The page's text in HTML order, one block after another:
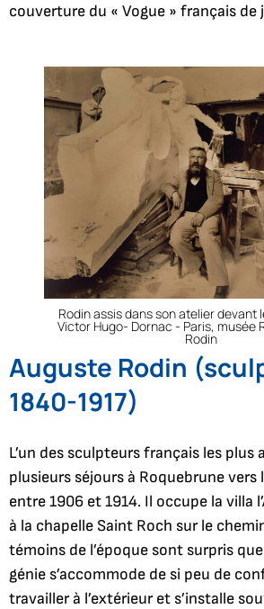
couverture du « Vogue » français
Rodin assis dans son atelier devant
Victor Hugo- Dornac - Paris, musée
Rodin
Auguste Rodin
1840-1917)
L’un des sculpteurs français les plus
plusieurs séjours à Roquebrune vers
entre 1906 et 1914. Il occupe la villa
à la chapelle Saint Roch sur le
témoins de l’époque sont surpris
génie s’accommode de si peu de
travailler à l’extérieur et s’installe